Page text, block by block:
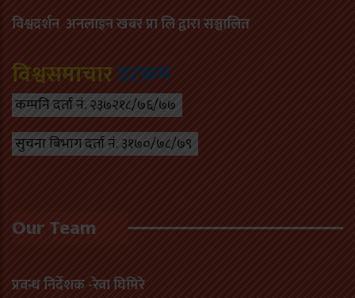
विश्वदर्शन अनलाइन खबर प्रा लि द्वारा सञ्चालित
विश्वसमाचारडटकम
कम्पनि दर्ता नं. २३७२१८/७६/७७
सुचना बिभाग दर्ता नं. ३१७०/७८/७९
Our Team
प्रवन्ध निर्देशक -रेवा घिमिरे